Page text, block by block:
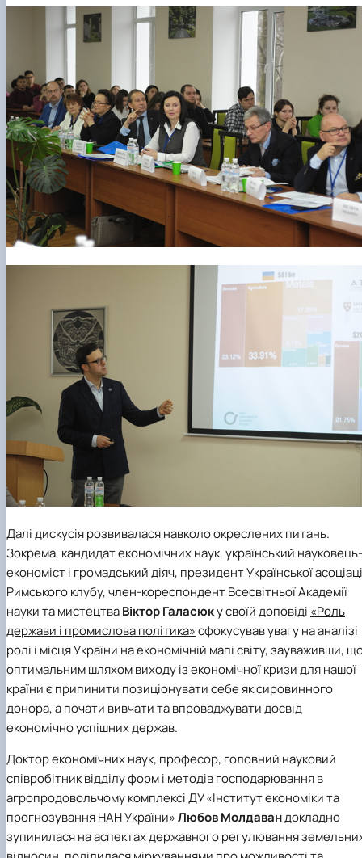
Далі дискусія розвивалася навколо окреслених питань.
Зокрема, кандидат економічних наук, український науковець-
економіст і громадський діяч, президентУкраїнської
Римського клубу, член-кореспондент Всесвітньої Академії
науки та мистецтваВіктор Галасюку своїй доповіді «Роль
держави і промислова політика»сфокусував увагу на аналізі
ролі і місця України на економічній мапі світу, зауваживши,
оптимальним шляхом виходу із економічної кризи для нашої
країни є припинити позиціонувати себе як сировинного
донора, а почати вивчати та впроваджувати досвід
економічно успішних держав.
Доктор економічних наук, професор, головний науковий
співробітник відділу форм і методів господарювання в
агропродовольчому комплексіДУ «Інститут економіки та
прогнозування НАН України»Любов Молдавандокладно
зупинилася на аспектах державного регулювання